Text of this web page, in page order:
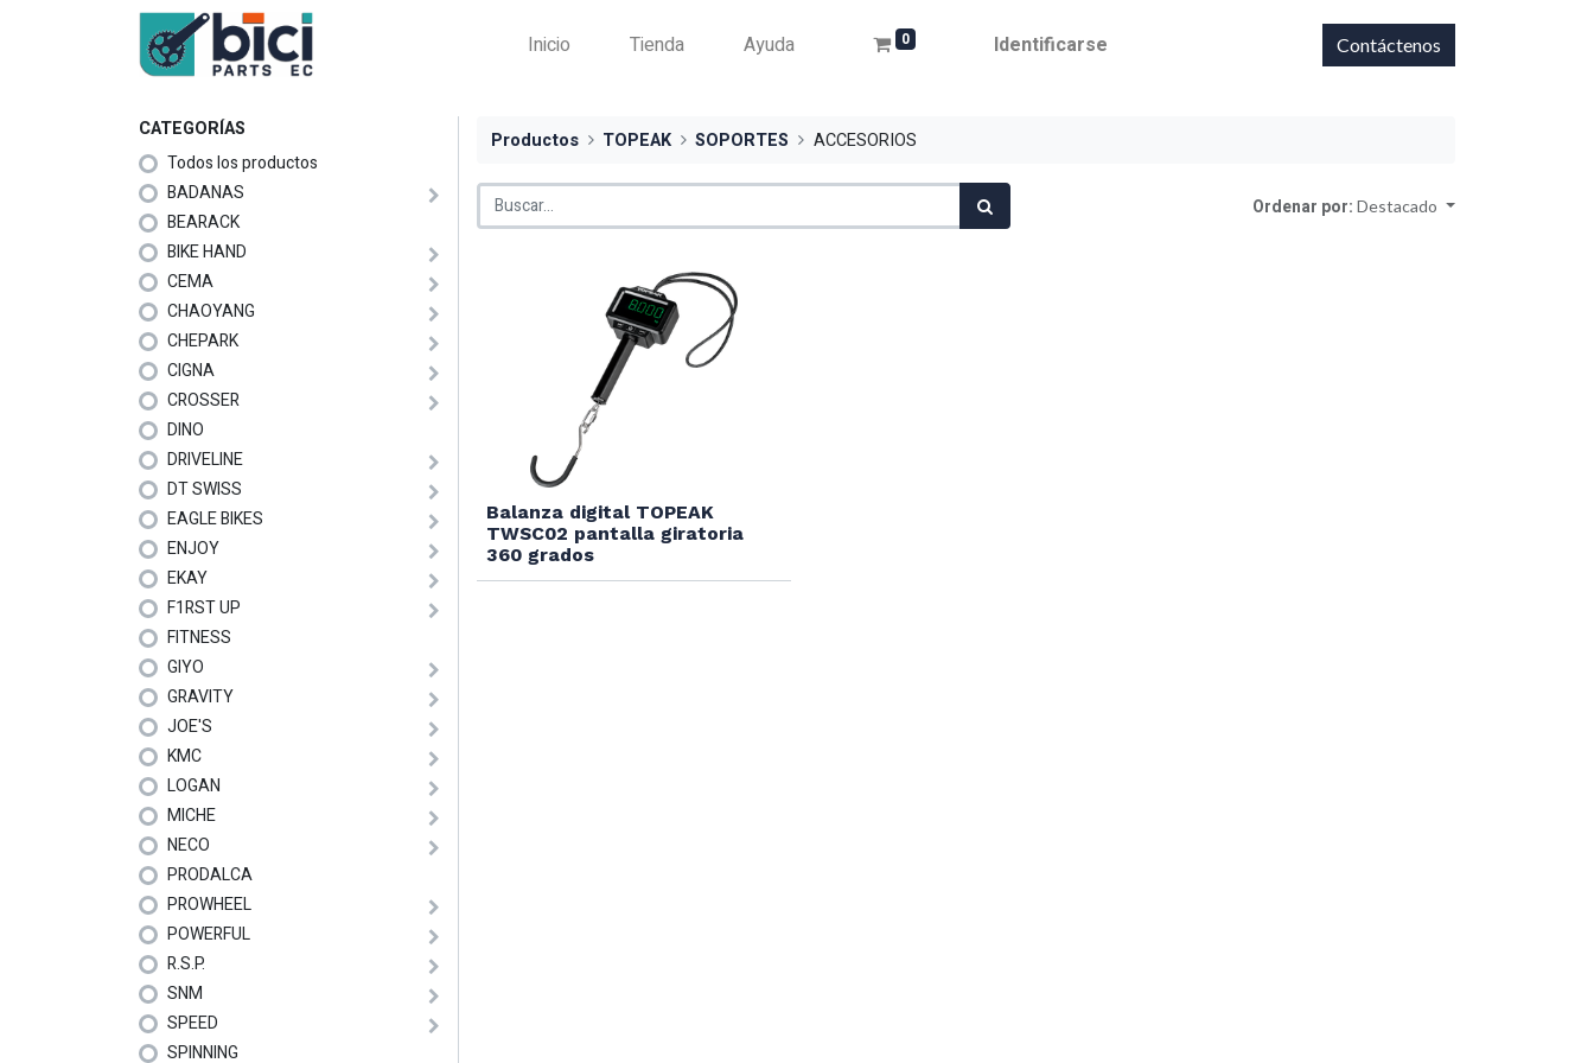
Inicio Tienda Ayuda 0 Identificarse Contáctenos
CATEGORÍAS
Todos los productos
BADANAS
BEARACK
BIKE HAND
CEMA
CHAOYANG
CHEPARK
CIGNA
CROSSER
DINO
DRIVELINE
DT SWISS
EAGLE BIKES
ENJOY
EKAY
F1RST UP
FITNESS
GIYO
GRAVITY
JOE'S
KMC
LOGAN
MICHE
NECO
PRODALCA
PROWHEEL
POWERFUL
R.S.P.
SNM
SPEED
SPINNING
Productos TOPEAK SOPORTES ACCESORIOS
Ordenar por: Destacado
Balanza digital TOPEAK
TWSC02 pantalla giratoria
360 grados